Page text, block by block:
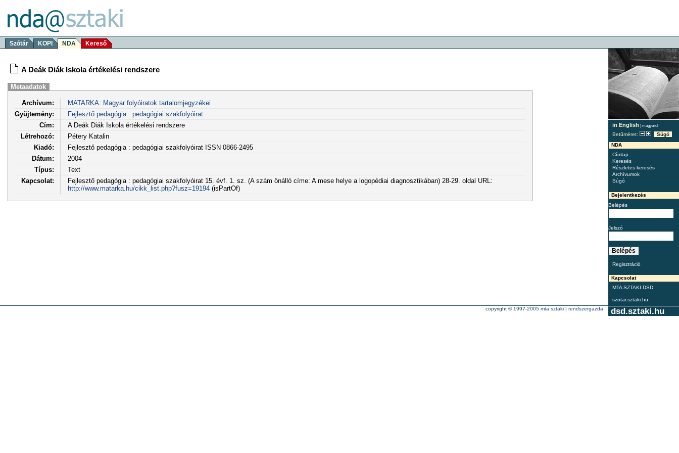
Szótár KOPI NDA Kereső
in English | magyarul
Betűméret:
Súgó
NDA
Címlap
Keresés
Részletes keresés
Archívumok
Súgó
Bejelentkezés
Belépés
Jelszó
Regisztráció
Kapcsolat
MTA SZTAKI DSD
szotar.sztaki.hu
A Deák Diák Iskola értékelési rendszere
Metaadatok
Archívum:
MATARKA: Magyar folyóiratok tartalomjegyzékei
Gyűjtemény:
Fejlesztő pedagógia : pedagógiai szakfolyóirat
Cím:
A Deák Diák Iskola értékelési rendszere
Létrehozó:
Pétery Katalin
Kiadó:
Fejlesztő pedagógia : pedagógiai szakfolyóirat ISSN 0866-2495
Dátum:
2004
Típus:
Text
Kapcsolat:
Fejlesztő pedagógia : pedagógiai szakfolyóirat 15. évf. 1. sz. (A szám önálló címe: A mese helye a logopédiai diagnosztikában) 28-29. oldal URL:
http://www.matarka.hu/cikk_list.php?fusz=19194(isPartOf)
dsd.sztaki.hu
copyright © 1997-2005 mta sztaki | rendszergazda